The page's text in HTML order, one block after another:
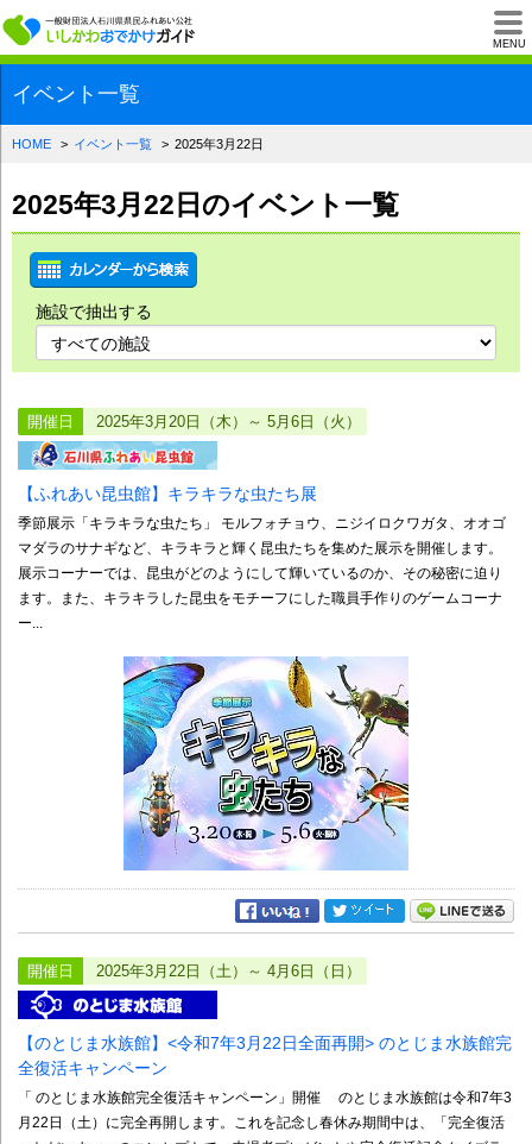
MENU
一般財団法人石川
イベント一覧
HOME イベント一覧 2025年3月22日
2025年3月22日のイベント一覧
施設で抽出する
開催日 2025年3月20日（木）～ 5月6日（火）
【ふれあい昆虫館】キラキラな虫たち展
季節展示「キラキラな虫たち」 モルフォチョウ、ニジイロクワガタ、オオゴ
マダラのサナギなど、キラキラと輝く昆虫たちを集めた展示を開催します。
展示コーナーでは、昆虫がどのようにして輝いているのか、その秘密に迫り
ます。また、キラキラした昆虫をモチーフにした職員手作りのゲームコーナ
ー...
開催日 2025年3月22日（土）～ 4月6日（日）
【のとじま水族館】<令和7年3月22日全面再開> のとじま水族館完
全復活キャンペーン
「 のとじま水族館完全復活キャンペーン」開催 のとじま水族館は令和7年3
月22日（土）に完全再開します。これを記念し春休み期間中は、「完全復活